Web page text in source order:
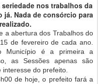
nos trabalhos da
já. Nada de consórcio para
a abertura dos Trabalhos do
de fevereiro de cada ano.
Município é a primeira a
as Sessões apenas são
do prefeito.
de hoje, o prefeito fará a